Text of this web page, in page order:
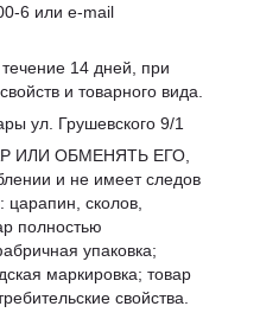
6 или e-mail
14 дней, при
и товарного вида.
ул. Грушевского 9/1
ИЛИ ОБМЕНЯТЬ ЕГО,
и не имеет следов
царапин, сколов,
полностью
упаковка;
маркировка; товар
свойства.